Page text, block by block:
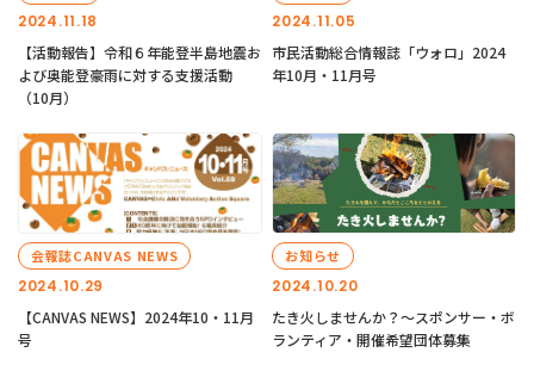
2024.11.18
【活動報告】令和６年能登半島地震お
よび奥能登豪雨に対する支援活動
（10月）
2024.11.05
市民活動総合情報誌「ウォロ」2024
年10月・11月号
2024.10.29
会報誌CANVAS NEWS
【CANVAS NEWS】2024年10・11月
号
2024.10.20
お知らせ
たき火しませんか？～スポンサー・ボ
ランティア・開催希望団体募集